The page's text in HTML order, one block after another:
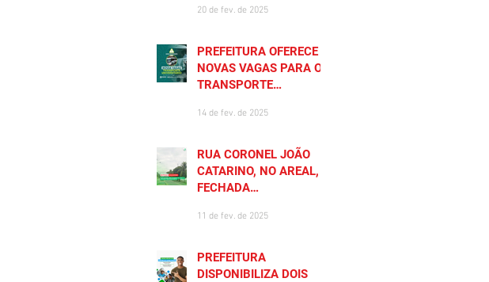
20 de fev. de 2025
PREFEITURA OFERECE
NOVAS VAGAS PARA O
TRANSPORTE
14 de fev. de 2025
RUA CORONEL JOÃO
CATARINO, NO AREAL, É
FECHADA
11 de fev. de 2025
PREFEITURA
DISPONIBILIZA DOIS